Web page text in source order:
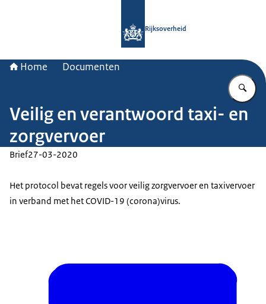
Rijksoverheid
Home Documenten
Veilig en verantwoord taxi- en
zorgvervoer
Brief27-03-2020
Het protocol bevat regels voor veilig zorgvervoer en taxivervoer
in verband met het COVID-19 (corona)virus.